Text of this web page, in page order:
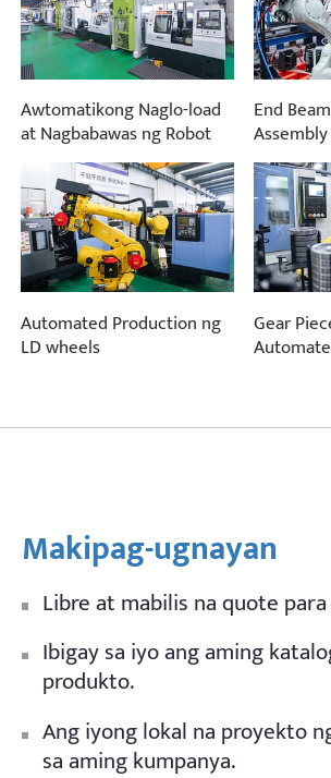
Awtomatikong Naglo-load
at Nagbabawas ng Robot
End
Automated Production ng
LD wheels
Gear
Makipag-ugnayan
Libre at mabilis na quote
Ibigay sa iyo ang aming
produkto.
Ang iyong lokal na proyekto
sa aming kumpanya.